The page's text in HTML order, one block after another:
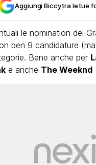
Aggiungi Biccy tra le tue
le nomination dei
ben 9 candidature
Bene anche per
e anche The Weeknd
con tutte le grandi
15 anni: il video